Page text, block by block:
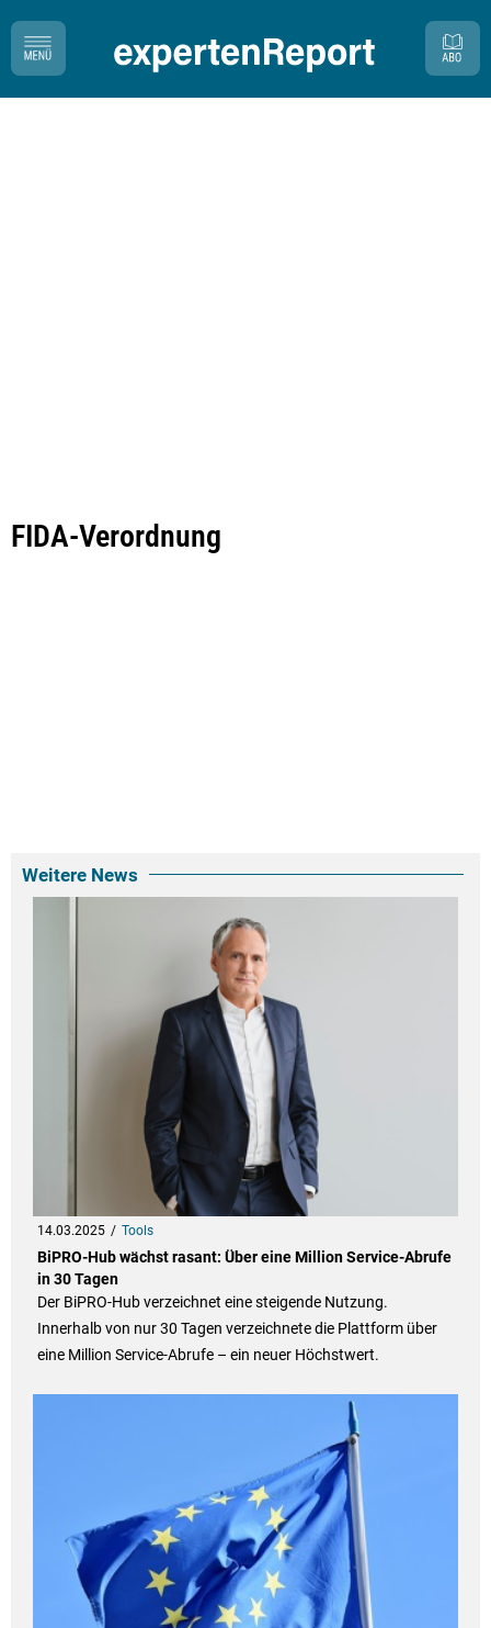
FIDA-Verordnung
Weitere News
14.03.2025 Tools
BiPRO-Hub wächst rasant: Über eine Million Service-Abrufe
in 30 Tagen
Der BiPRO-Hub verzeichnet eine steigende Nutzung.
Innerhalb von nur 30 Tagen verzeichnete die Plattform über
eine Million Service-Abrufe – ein neuer Höchstwert.